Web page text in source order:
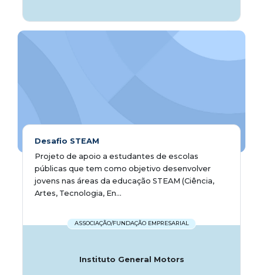
Desafio STEAM
Projeto de apoio a estudantes de escolas
públicas que tem como objetivo desenvolver
jovens nas áreas da educação STEAM (Ciência,
Artes, Tecnologia, En...
ASSOCIAÇÃO/FUNDAÇÃO EMPRESARIAL
Instituto General Motors